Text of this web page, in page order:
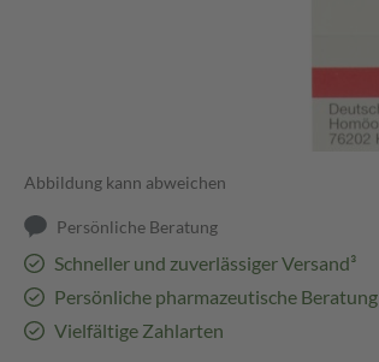
Abbildung kann abweichen
Persönliche Beratung
Schneller und zuverlässiger Versand³
Persönliche pharmazeutische Beratung
Vielfältige Zahlarten